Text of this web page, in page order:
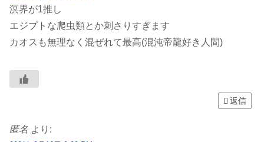
溟界が1推し
エジプトな爬虫類とか刺さりすぎます
カオスも無理なく混ぜれて最高(混沌帝龍好き人間)
返信
匿名 より: